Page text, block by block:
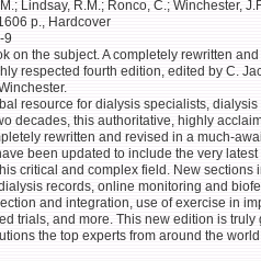
Lindsay, R.M.; Ronco, C.; Winchester,
p., Hardcover
9
on the subject. A completely rewritten
respected fourth edition, edited by C.
resource for dialysis specialists, dialysis
decades, this authoritative, highly
rewritten and revised in a much-
been updated to include the very
critical and complex field. New sections
records, online monitoring and
and integration, use of exercise in
trials, and more. This new edition is truly
the top experts from around the world